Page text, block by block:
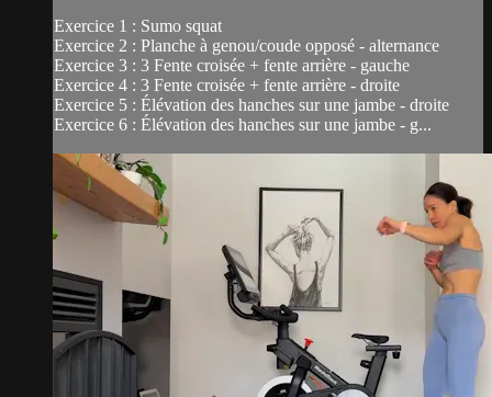
Exercice 1 : Sumo squat
Exercice 2 : Planche à genou/coude opposé - alternance
Exercice 3 : 3 Fente croisée + fente arrière - gauche
Exercice 4 : 3 Fente croisée + fente arrière - droite
Exercice 5 : Élévation des hanches sur une jambe - droite
Exercice 6 : Élévation des hanches sur une jambe - g...